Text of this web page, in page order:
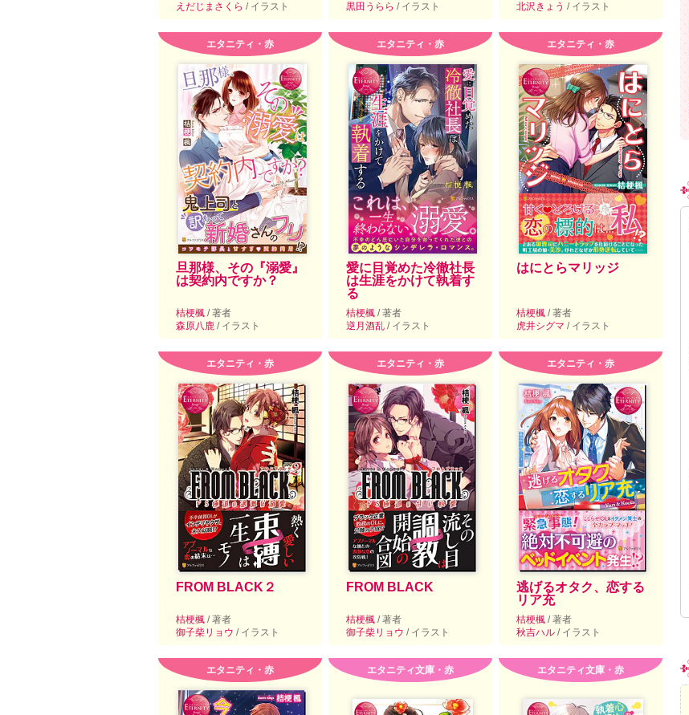
えだじまさくら / イラスト
黒田うらら / イラスト
北沢きょう / イラスト
エタニティ・赤
旦那様、その『溺愛』
は契約内ですか？
桔梗楓 / 著者
森原八鹿 / イラスト
エタニティ・赤
愛に目覚めた冷徹社長
は生涯をかけて執着す
る
桔梗楓 / 著者
逆月酒乱 / イラスト
エタニティ・赤
はにとらマリッジ
桔梗楓 / 著者
虎井シグマ / イラスト
エタニティ・赤
FROM BLACK２
桔梗楓 / 著者
御子柴リョウ / イラスト
エタニティ・赤
FROM BLACK
桔梗楓 / 著者
御子柴リョウ / イラスト
エタニティ・赤
逃げるオタク、恋する
リア充
桔梗楓 / 著者
秋吉ハル / イラスト
エタニティ・赤 エタニティ文庫・赤 エタニティ文庫・赤